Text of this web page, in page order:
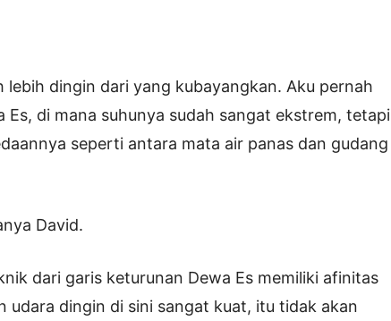
lebih dingin dari yang kubayangkan. Aku pernah
Es, di mana suhunya sudah sangat ekstrem, tetapi
seperti antara mata air panas dan gudang
David.
dari garis keturunan Dewa Es memiliki afinitas
udara dingin di sini sangat kuat, itu tidak akan